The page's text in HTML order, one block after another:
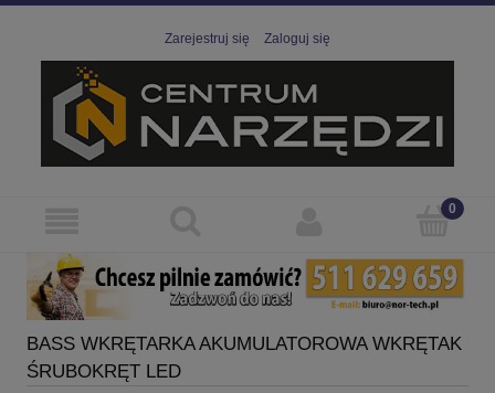
Zarejestruj się Zaloguj się
BASS WKRĘTARKA AKUMULATOROWA WKRĘTAK
ŚRUBOKRĘT LED